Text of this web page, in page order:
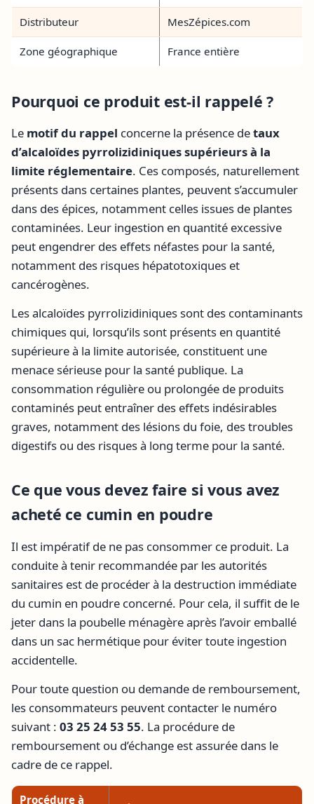
Distributeur MesZépices.com
Zone géographique France entière
Pourquoi ce produit est-il rappelé ?
Le motif du rappel concerne la présence detaux
d’alcaloïdes pyrrolizidiniques supérieurs à la
limite réglementaire. Ces composés, naturellement
présents dans certaines plantes, peuvent s’accumuler
dans des épices, notamment celles issues de plantes
contaminées. Leur ingestion en quantité excessive
peut engendrer des effets néfastes pour la santé,
notamment des risques hépatotoxiques et
cancérogènes.
Les alcaloïdes pyrrolizidiniques sont des contaminants
chimiques qui, lorsqu’ils sont présents en quantité
supérieure à la limite autorisée, constituent une
menace sérieuse pour la santé publique. La
consommation régulière ou prolongée de produits
contaminés peut entraîner des effets indésirables
graves, notamment des lésions du foie, des troubles
digestifs ou des risques à long terme pour la santé.
Ce que vous devez faire si vous avez
acheté ce cumin en poudre
Il est impératif de ne pas consommer ce produit. La
conduite à tenir recommandée par les autorités
sanitaires est de procéder à la destruction immédiate
du cumin en poudre concerné. Pour cela, il suffit de le
jeter dans la poubelle ménagère après l’avoir emballé
dans un sac hermétique pour éviter toute ingestion
accidentelle.
Pour toute question ou demande de remboursement,
les consommateurs peuvent contacter le numéro
suivant : 03 25 24 53 55. La procédure de
remboursement ou d’échange est assurée dans le
cadre de ce rappel.
Procédure à